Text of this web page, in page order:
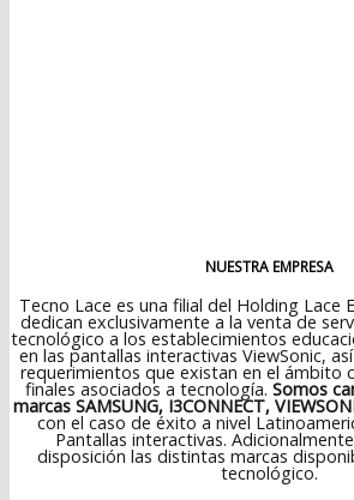
NUESTRA EMPRESA
Tecno Lace es una filial del Holding Lace
dedican exclusivamente a la venta de
tecnológico a los establecimientos
en las pantallas interactivas ViewSonic,
requerimientos que existan en el ámbito
finales asociados a tecnología. Somos
marcas SAMSUNG, I3CONNECT,
con el caso de éxito a nivel
Pantallas interactivas.
disposición las distintas marcas
tecnológico.